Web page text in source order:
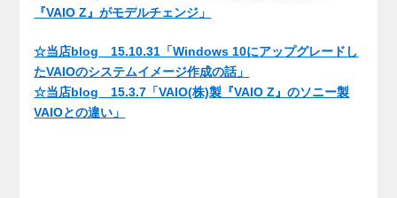
『VAIO Z』がモデルチェンジ」
☆当店blog 15.10.31「Windows 10にアップグレードし
たVAIOのシステムイメージ作成の話」
☆当店blog 15.3.7「VAIO(株)製『VAIO Z』のソニー製
VAIOとの違い」